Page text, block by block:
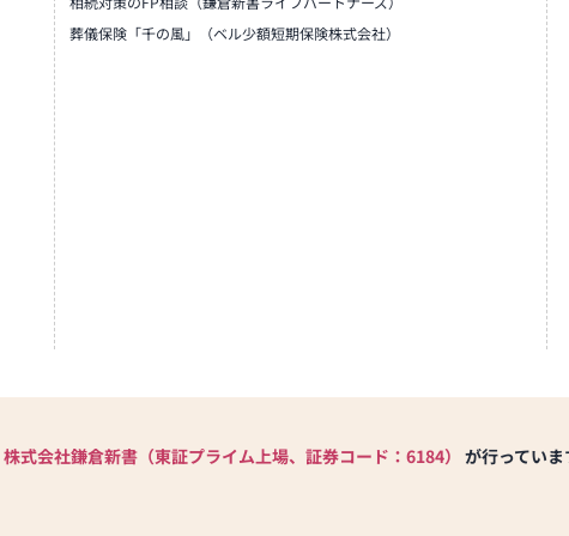
葬儀保険「千の風」（ベル少額短期保険株式会社）
株式会社鎌倉新書（東証プライム上場、証券コード：6184） が行っていま